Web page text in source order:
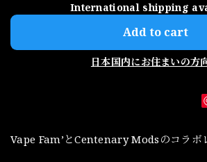
International shipping
Add to cart
日本国内にお住まいの方
Vape Fam’とCentenary Modsのコラボ